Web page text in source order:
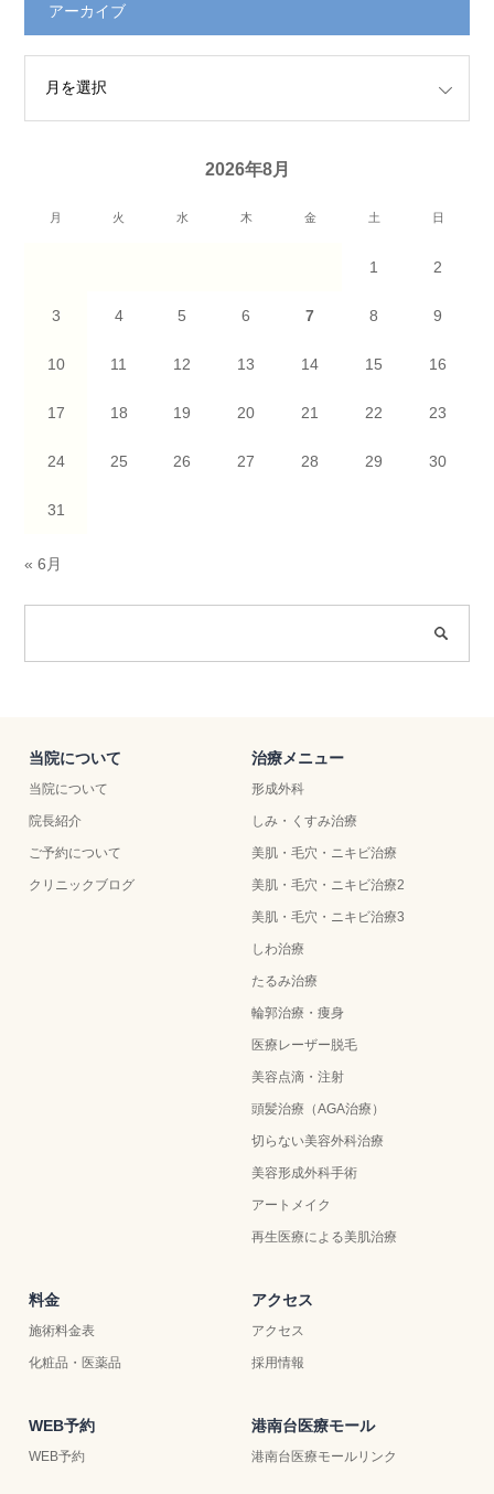
アーカイブ
2026年8月
月 火 水 木 金 土 日
1 2
3 4 5 6 7 8 9
10 11 12 13 14 15 16
17 18 19 20 21 22 23
24 25 26 27 28 29 30
31
« 6月
当院について
当院について
院長紹介
ご予約について
クリニックブログ
治療メニュー
形成外科
しみ・くすみ治療
美肌・毛穴・ニキビ治療
美肌・毛穴・ニキビ治療2
美肌・毛穴・ニキビ治療3
しわ治療
たるみ治療
輪郭治療・痩身
医療レーザー脱毛
美容点滴・注射
頭髪治療（AGA治療）
切らない美容外科治療
美容形成外科手術
アートメイク
再生医療による美肌治療
料金
施術料金表
化粧品・医薬品
アクセス
アクセス
採用情報
WEB予約
WEB予約
港南台医療モール
港南台医療モールリンク